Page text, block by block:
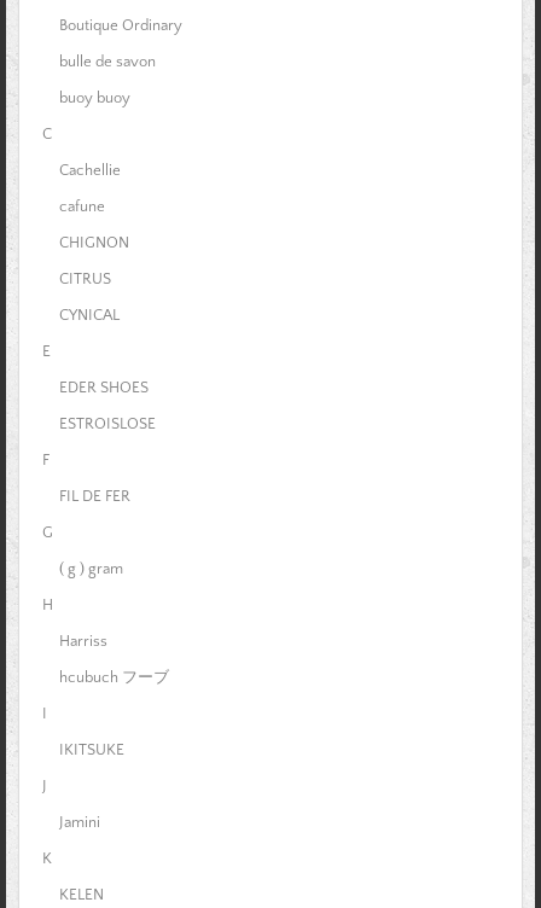
Boutique Ordinary
bulle de savon
buoy buoy
C
Cachellie
cafune
CHIGNON
CITRUS
CYNICAL
E
EDER SHOES
ESTROISLOSE
F
FIL DE FER
G
( g ) gram
H
Harriss
hcubuch フーブ
I
IKITSUKE
J
Jamini
K
KELEN